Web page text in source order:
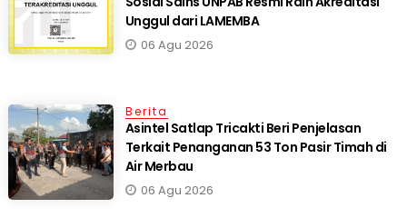
Unggul dari LAMEMBA
06 Agu 2026
Berita
Asintel Satlap Tricakti Beri Penjelasan
Terkait Penanganan 53 Ton Pasir Timah di
Air Merbau
06 Agu 2026